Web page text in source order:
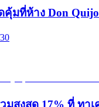
มที่ห้าง Don